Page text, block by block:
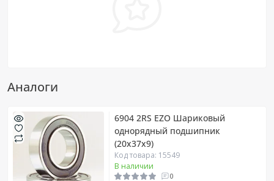
Аналоги
6904 2RS EZO Шариковый
однорядный подшипник
(20х37х9)
Код товара: 15549
В наличии
0